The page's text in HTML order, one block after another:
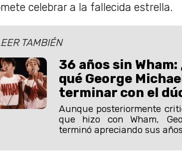
celebrar a la fallecida estrella.
TAMBIÉN
36 años sin Wham:
qué George
terminar con el
Aunque posteriormente
que hizo con Wham,
terminó apreciando sus